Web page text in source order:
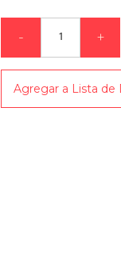
- +
Agregar a Lista de